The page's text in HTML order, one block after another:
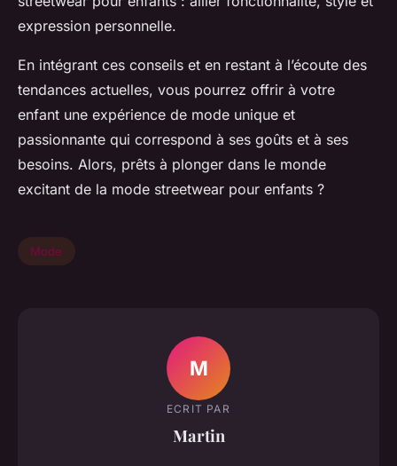
expression personnelle.
En intégrant ces conseils et en restant à l’écoute des
tendances actuelles, vous pourrez offrir à votre
enfant une expérience de mode unique et
passionnante qui correspond à ses goûts et à ses
besoins. Alors, prêts à plonger dans le monde
excitant de la mode streetwear pour enfants ?
Mode
M
ECRIT PAR
Martin